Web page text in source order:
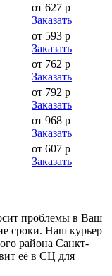
от 627 р
Заказать
от 593 р
Заказать
от 762 р
Заказать
от 792 р
Заказать
от 968 р
Заказать
от 607 р
Заказать
проблемы в Ваш
сроки. Наш курьер
района Санкт-
её в СЦ для